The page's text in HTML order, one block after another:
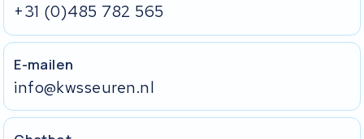
+31 (0)485 782 565
E-mailen
info@kwsseuren.nl